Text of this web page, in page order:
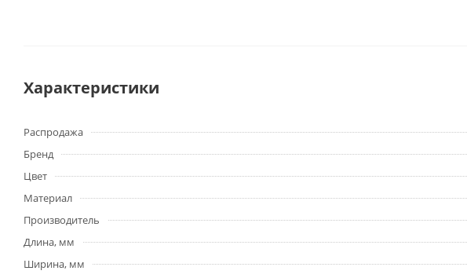
Характеристики
Распродажа
Бренд
Цвет
Материал
Производитель
Длина, мм
Ширина, мм